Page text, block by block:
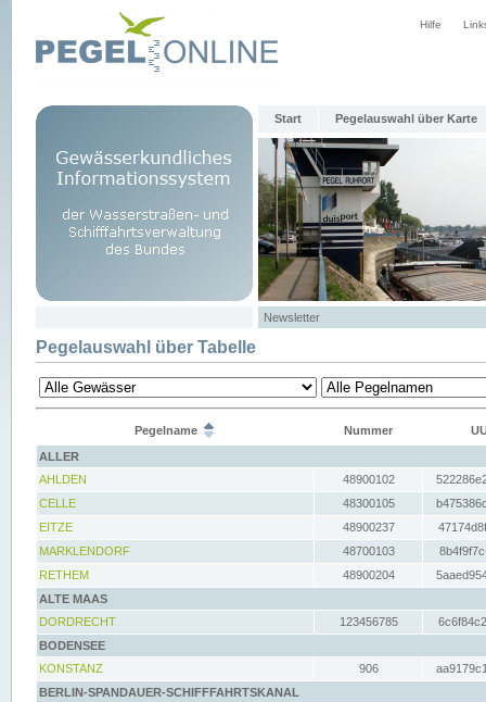
Hilfe
Start Pegelauswahl über Karte
Newsletter
Pegelauswahl über Tabelle
Pegelname Nummer
ALLER
AHLDEN
48900102
CELLE
48300105
EITZE
48900237
MARKLENDORF
48700103
RETHEM
48900204
ALTE MAAS
DORDRECHT
123456785
BODENSEE
KONSTANZ
906
BERLIN-SPANDAUER-SCHIFFFAHRTSKANAL